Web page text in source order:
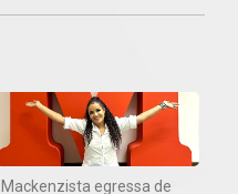
Mackenzista egressa de